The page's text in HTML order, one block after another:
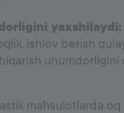
yaxshilaydi:
ishlov berish
unumdorligini
mahsulotlarda